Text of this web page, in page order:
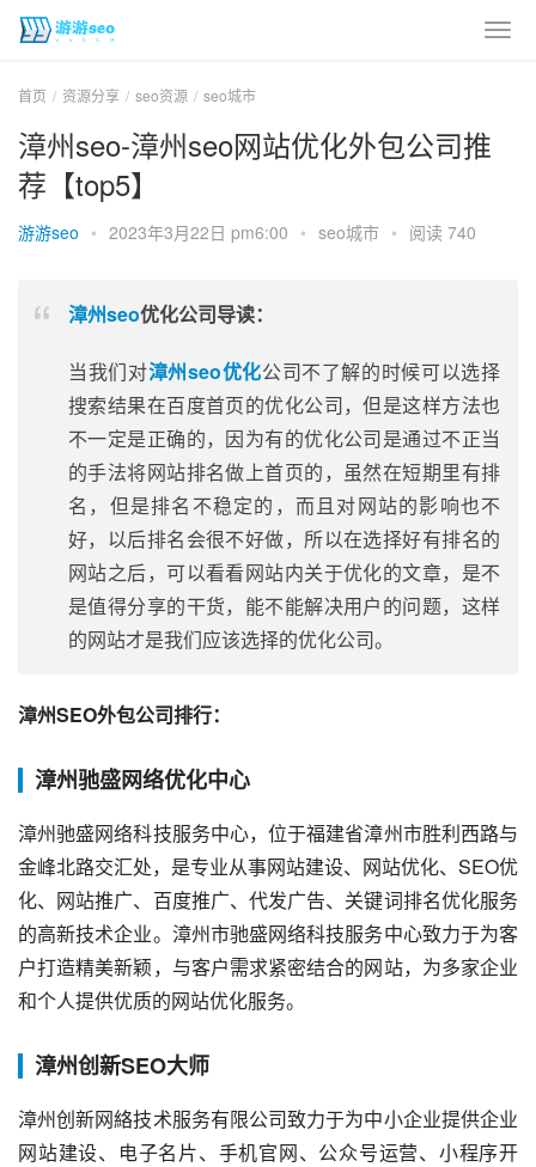
首页 资源分享 seo资源 seo城市
漳州seo-漳州seo网站优化外包公司推
荐【top5】
游游seo • 2023年3月22日 pm6:00 • seo城市 • 阅读 740
漳州seo优化公司导读：
当我们对漳州seo优化公司不了解的时候可以选择
搜索结果在百度首页的优化公司，但是这样方法也
不一定是正确的，因为有的优化公司是通过不正当
的手法将网站排名做上首页的，虽然在短期里有排
名，但是排名不稳定的，而且对网站的影响也不
好，以后排名会很不好做，所以在选择好有排名的
网站之后，可以看看网站内关于优化的文章，是不
是值得分享的干货，能不能解决用户的问题，这样
的网站才是我们应该选择的优化公司。
漳州SEO外包公司排行：
漳州驰盛网络优化中心
漳州驰盛网络科技服务中心，位于福建省漳州市胜利西路与
金峰北路交汇处，是专业从事网站建设、网站优化、SEO优
化、网站推广、百度推广、代发广告、关键词排名优化服务
的高新技术企业。漳州市驰盛网络科技服务中心致力于为客
户打造精美新颖，与客户需求紧密结合的网站，为多家企业
和个人提供优质的网站优化服务。
漳州创新SEO大师
漳州创新网絡技术服务有限公司致力于为中小企业提供企业
网站建设、电子名片、手机官网、公众号运营、小程序开